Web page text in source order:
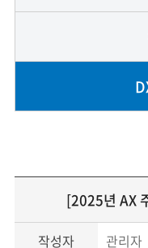
[2025년 AX
작성자
관리자